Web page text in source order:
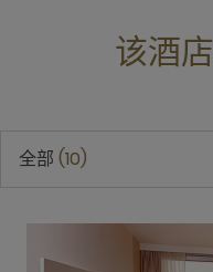
该酒
全部 10